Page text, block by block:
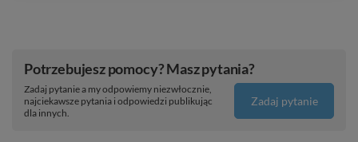
Potrzebujesz pomocy? Masz pytania?
Zadaj pytanie a my odpowiemy niezwłocznie,
najciekawsze pytania i odpowiedzi publikując
dla innych.
Zadaj pytanie